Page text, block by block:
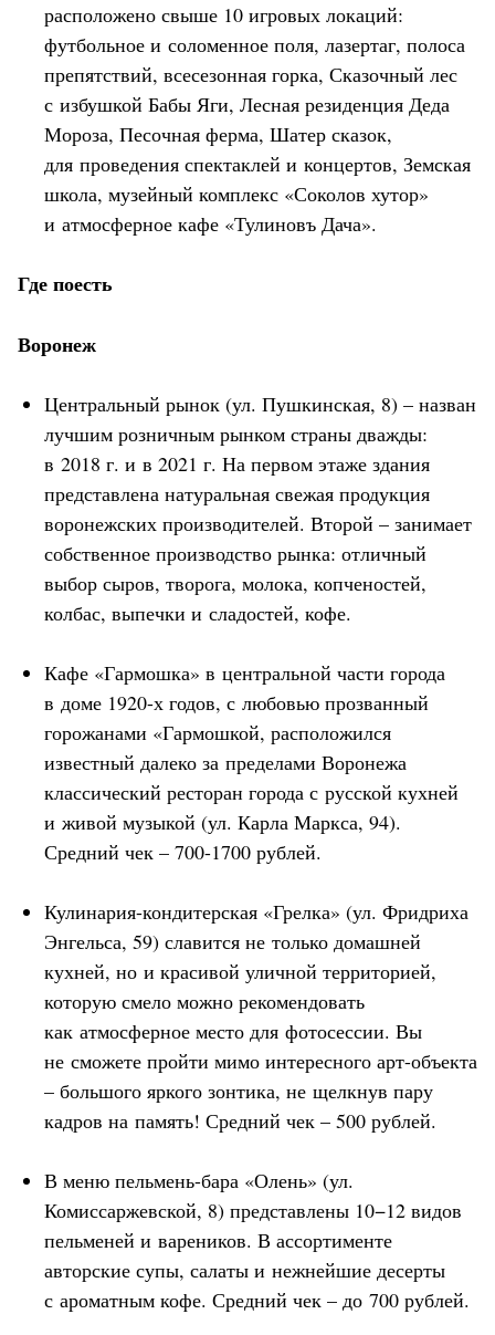
расположено свыше 10 игровых локаций:
футбольное и соломенное поля, лазертаг, полоса
препятствий, всесезонная горка, Сказочный лес
с избушкой Бабы Яги, Лесная резиденция Деда
Мороза, Песочная ферма, Шатер сказок,
для проведения спектаклей и концертов, Земская
школа, музейный комплекс «Соколов хутор»
и атмосферное кафе «Тулиновъ Дача».
Где поесть
Воронеж
Центральный рынок (ул. Пушкинская, 8) – назван
лучшим розничным рынком страны дважды:
в 2018 г. и в 2021 г. На первом этаже здания
представлена натуральная свежая продукция
воронежских производителей. Второй – занимает
собственное производство рынка: отличный
выбор сыров, творога, молока, копченостей,
колбас, выпечки и сладостей, кофе.
Кафе «Гармошка» в центральной части города
в доме 1920-х годов, с любовью прозванный
горожанами «Гармошкой, расположился
известный далеко за пределами Воронежа
классический ресторан города с русской кухней
и живой музыкой (ул. Карла Маркса, 94).
Средний чек – 700-1700 рублей.
Кулинария-кондитерская «Грелка» (ул. Фридриха
Энгельса, 59) славится не только домашней
кухней, но и красивой уличной территорией,
которую смело можно рекомендовать
как атмосферное место для фотосессии. Вы
не сможете пройти мимо интересного арт-объекта
– большого яркого зонтика, не щелкнув пару
кадров на память! Средний чек – 500 рублей.
В меню пельмень-бара «Олень» (ул.
Комиссаржевской, 8) представлены 10−12 видов
пельменей и вареников. В ассортименте
авторские супы, салаты и нежнейшие десерты
с ароматным кофе. Средний чек – до 700 рублей.